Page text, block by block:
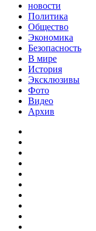
новости
Политика
Общество
Экономика
Безопасность
В мире
История
Эксклюзивы
Фото
Видео
Архив